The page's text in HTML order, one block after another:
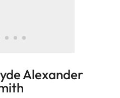
Alexander